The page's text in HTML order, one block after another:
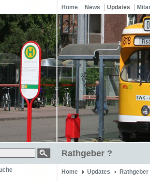
Home News Updates
Rathgeber ?
Home Updates Rathgeber